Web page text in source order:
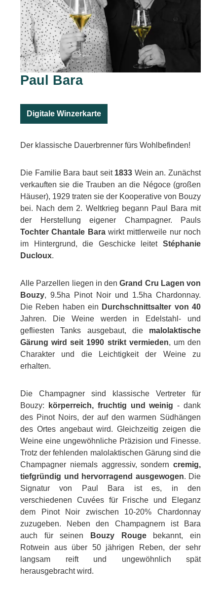
Paul Bara
Digitale Winzerkarte
Der klassische Dauerbrenner fürs Wohlbefinden!
Die Familie Bara baut seit 1833 Wein an. Zunächst
verkauften sie die Trauben an die Négoce (großen
Häuser), 1929 traten sie der Kooperative von Bouzy
bei. Nach dem 2. Weltkrieg begann Paul Bara mit
der Herstellung eigener Champagner. Pauls
Tochter Chantale Barawirkt mittlerweile nur noch
im Hintergrund, die Geschicke leitet Stéphanie
Ducloux.
Alle Parzellen liegen in denGrand Cru Lagen von
Bouzy, 9.5ha Pinot Noir und 1.5ha Chardonnay.
Die Reben haben ein Durchschnittsalter von 40
Jahren. Die Weine werden in Edelstahl- und
gefliesten Tanks ausgebaut, die malolaktische
Gärung wird seit 1990 strikt vermieden, um den
Charakter und die Leichtigkeit der Weine zu
erhalten.
Die Champagner sind klassische Vertreter für
Bouzy:
körperreich, fruchtig und weinig - dank
des Pinot Noirs, der auf den warmen Südhängen
des Ortes angebaut wird. Gleichzeitig zeigen die
Weine eine ungewöhnliche Präzision und Finesse.
Trotz der fehlenden malolaktischen Gärung sind die
Champagner niemals aggressiv, sondern cremig,
tiefgründig und hervorragend ausgewogen. Die
Signatur von Paul Bara ist es, in den
verschiedenen Cuvées für Frische und Eleganz
dem Pinot Noir zwischen 10-20% Chardonnay
zuzugeben. Neben den Champagnern ist Bara
auch für seinen Bouzy Rougebekannt, ein
Rotwein aus über 50 jährigen Reben, der sehr
langsam reift und ungewöhnlich spät
herausgebracht wird.